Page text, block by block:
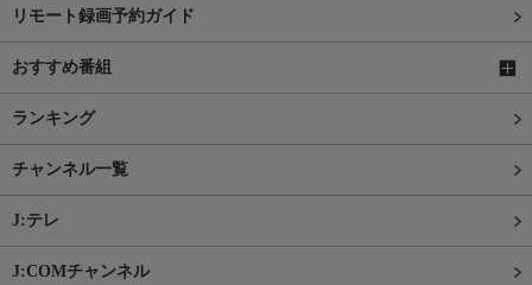
リモート録画予約ガイド
おすすめ番組
ランキング
チャンネル一覧
J:テレ
J:COMチャンネル